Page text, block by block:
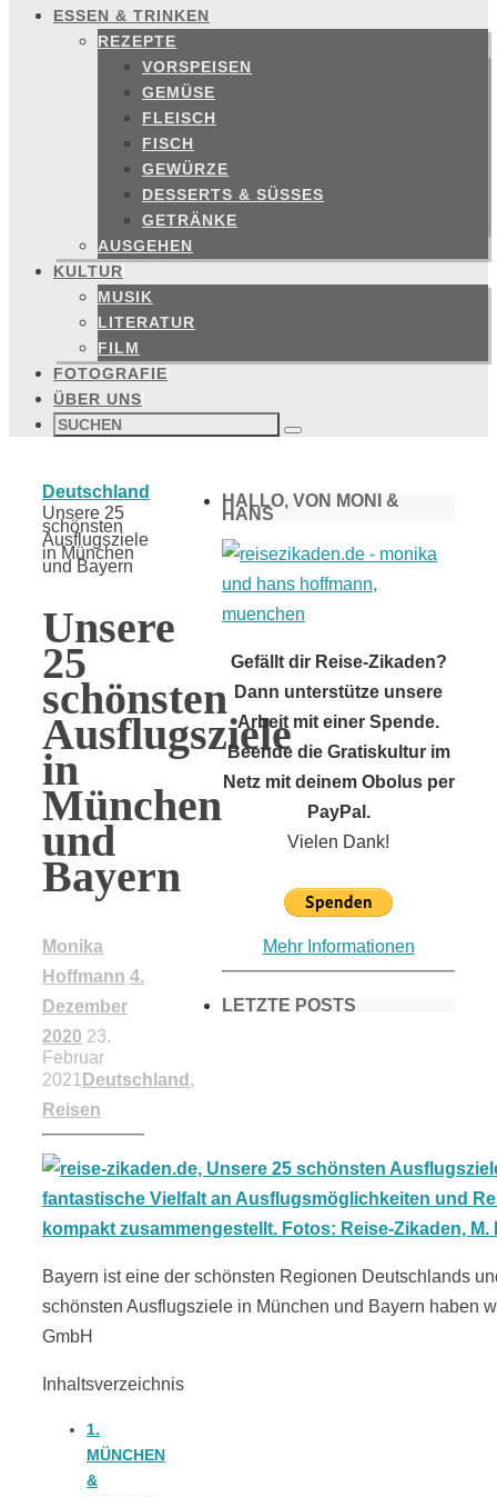
ESSEN & TRINKEN
REZEPTE
VORSPEISEN
GEMÜSE
FLEISCH
FISCH
GEWÜRZE
DESSERTS & SÜSSES
GETRÄNKE
AUSGEHEN
KULTUR
MUSIK
LITERATUR
FILM
FOTOGRAFIE
ÜBER UNS
Suchen
nach: Suchen
Start
Deutschland
Unsere 25
schönsten
Ausflugsziele
in München
und Bayern
Unsere
25
schönsten
Ausflugsziele
in
München
und
Bayern
Monika
Hoffmann 4.
Dezember
2020 23.
Februar
2021 Deutschland ,
Reisen
Bayern ist eine der schönsten Regionen Deutschlands
schönsten Ausflugsziele in München und Bayern haben
GmbH
Inhaltsverzeichnis
1.
MÜNCHEN
&
HALLO, VON MONI &
HANS
Gefällt dir Reise-Zikaden?
Dann unterstütze unsere
Arbeit mit einer Spende.
Beende die Gratiskultur im
Netz mit deinem Obolus per
PayPal.
Vielen Dank!
Mehr Informationen
LETZTE POSTS
München &
Umgebung:
18 Lieblings-